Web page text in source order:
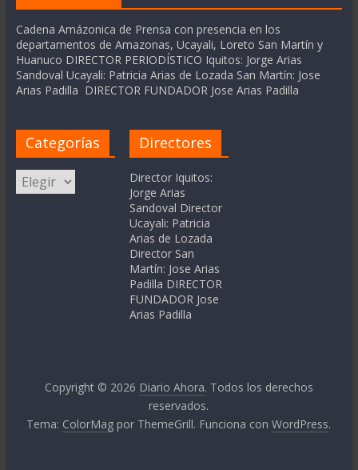
Cadena Amázonica de Prensa con presencia en los
departamentos de Amazonas, Ucayali, Loreto San Martín y
Huanuco DIRECTOR PERIODÍSTICO Iquitos: Jorge Arias
Sandoval Ucayali: Patricia Arias de Lozada San Martín: Jose
Arias Padilla DIRECTOR FUNDADOR Jose Arias Padilla
Categorías
Categorías
Directores
Director Iquitos:
Jorge Arias
Sandoval Director
Ucayali: Patricia
Arias de Lozada
Director San
Martín: Jose Arias
Padilla DIRECTOR
FUNDADOR Jose
Arias Padilla
Copyright © 2026 Diario Ahora. Todos los derechos
reservados.
Tema: ColorMag por ThemeGrill. Funciona conWordPress.